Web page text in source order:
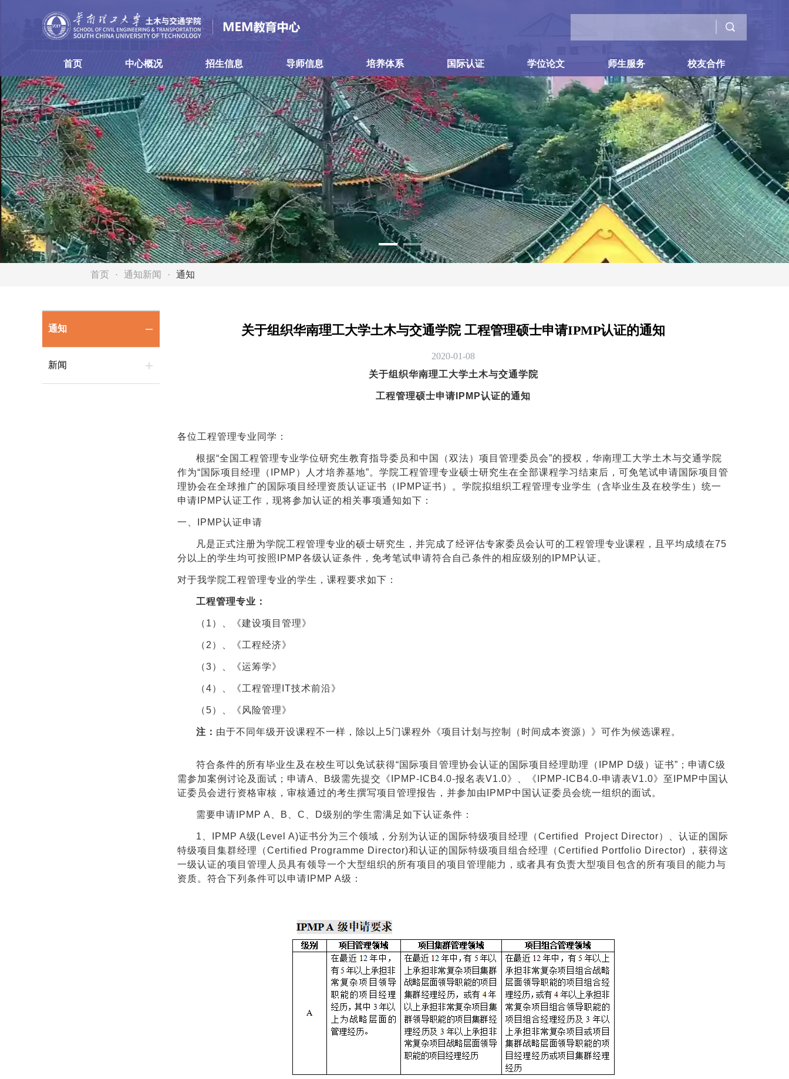
首页 中心概况 招生信息 导师信息 培养体系 国际认证 学位论文 师生服务 校友合作
首页 通知新闻 通知
通知
新闻
关于组织华南理工大学土木与交通学院 工程管理硕士申请IPMP认证的通知
2020-01-08
关于组织华南理工大学土木与交通学院
工程管理硕士申请IPMP认证的通知
各位工程管理专业同学：
根据“全国工程管理专业学位研究生教育指导委员和中国（双法）项目管理委员会”的授权，华南理工大学土木与交通学院
作为“国际项目经理（IPMP）人才培养基地”。学院工程管理专业硕士研究生在全部课程学习结束后，可免笔试申请国际项目管
理协会在全球推广的国际项目经理资质认证证书（IPMP证书）。学院拟组织工程管理专业学生（含毕业生及在校学生）统一
申请IPMP认证工作，现将参加认证的相关事项通知如下：
一、IPMP认证申请
凡是正式注册为学院工程管理专业的硕士研究生，并完成了经评估专家委员会认可的工程管理专业课程，且平均成绩在75
分以上的学生均可按照IPMP各级认证条件，免考笔试申请符合自己条件的相应级别的IPMP认证。
对于我学院工程管理专业的学生，课程要求如下：
工程管理专业：
（1）、《建设项目管理》
（2）、《工程经济》
（3）、《运筹学》
（4）、《工程管理IT技术前沿》
（5）、《风险管理》
注： 由于不同年级开设课程不一样，除 以上5门课程外《项目计划与控制（时间成本资源）》可作为候选课程。
符合条件的所有毕业生及在校生可以免试获得“国际项目管理协会认证的国际项目经理助理（IPMP D级）证书”；申请C级
需参加案例讨论及面试；申请A、B级需先提交《IPMP-ICB4.0-报名表V1.0》、《IPMP-ICB4.0-申请表V1.0》至IPMP中国认
证委员会进行资格审核，审核通过的考生撰写项目管理报告，并参加由IPMP中国认证委员会统一组织的面试。
需要申请IPMP A、B、C、D级别的学生需满足如下认证条件：
1、IPMP A级(Level A)证书分为三个领域，分别为认证的国际特级项目经理（Certified Project Director）、认证的国际
特级项目集群经理（Certified Programme Director)和认证的国际特级项目组合经理（Certified Portfolio Director) ，获得这
一级认证的项目管理人员具有领导一个大型组织的所有项目的项目管理能力，或者具有负责大型项目包含的所有项目的能力与
资质。符合下列条件可以申请IPMP A级：